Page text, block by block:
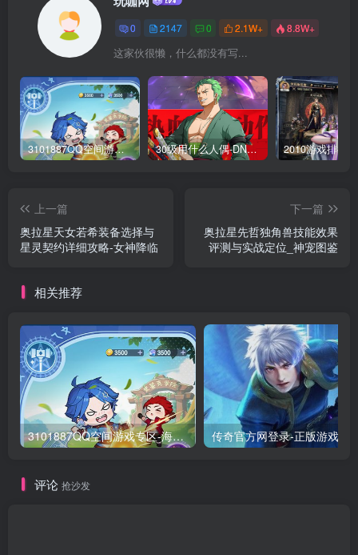
0 2147 0 2.1W+ 8.8W+
这家伙很懒，什么都没有写...
3101887QQ空间游戏专区-海量小游戏免费玩 30级用什么人偶-DNF新手升级人偶选择指南
上一篇
奥拉星天女若希装备选择与
星灵契约详细攻略-女神降临
下一篇
奥拉星先哲独角兽技能效果
评测与实战定位_神宠图鉴
相关推荐
3101887QQ空间游戏专区-海量小游戏免费玩
评论 抢沙发